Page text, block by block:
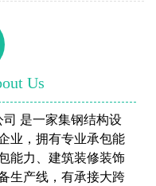
Us
是一家集钢结构设
业，拥有专业承包能
能力、建筑装修装饰
生产线，有承接大跨